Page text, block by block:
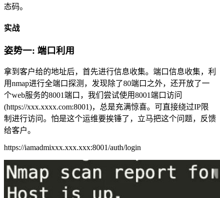
态码。
实战
姿势一: 端口利用
拿到客户给的地址后，首先进行信息收集。端口信息收集，利
用nmap进行全端口探测，发现除了80端口之外，还开放了一
个web服务的8001端口，我们尝试使用8001端口访问
(https://xxx.xxxx.com:8001)，总是充满惊喜。可直接绕过IP限
制进行访问。怕是这个运维要挨锤了，立马把这个问题，反馈
给客户。
https://iamadmixxx.xxx.xxx:8001/auth/login